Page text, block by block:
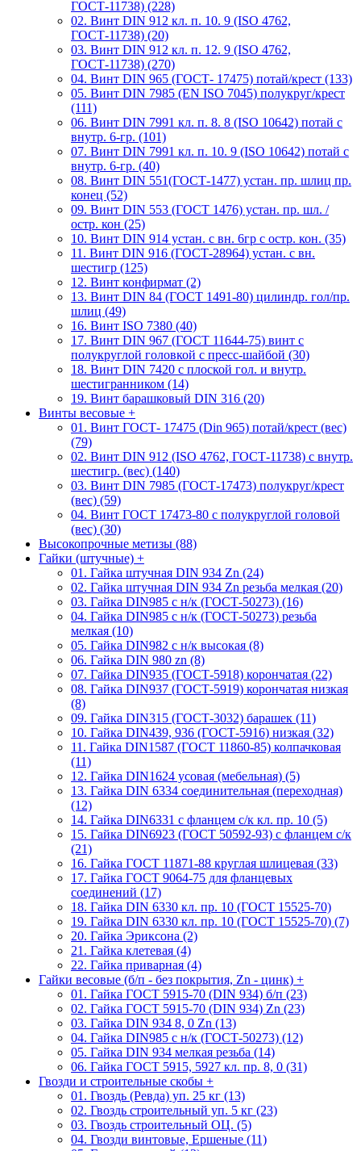
ГОСТ-11738) (228)
02. Винт DIN 912 кл. п. 10. 9 (ISO 4762,
ГОСТ-11738) (20)
03. Винт DIN 912 кл. п. 12. 9 (ISO 4762,
ГОСТ-11738) (270)
04. Винт DIN 965 (ГОСТ- 17475) потай/крест (133)
05. Винт DIN 7985 (EN ISO 7045) полукруг/крест
(111)
06. Винт DIN 7991 кл. п. 8. 8 (ISO 10642) потай с
внутр. 6-гр. (101)
07. Винт DIN 7991 кл. п. 10. 9 (ISO 10642) потай с
внутр. 6-гр. (40)
08. Винт DIN 551(ГОСТ-1477) устан. пр. шлиц пр.
конец (52)
09. Винт DIN 553 (ГОСТ 1476) устан. пр. шл. /
остр. кон (25)
10. Винт DIN 914 устан. с вн. 6гр с остр. кон. (35)
11. Винт DIN 916 (ГОСТ-28964) устан. с вн.
шестигр (125)
12. Винт конфирмат (2)
13. Винт DIN 84 (ГОСТ 1491-80) цилиндр. гол/пр.
шлиц (49)
16. Винт ISO 7380 (40)
17. Винт DIN 967 (ГОСТ 11644-75) винт с
полукруглой головкой с пресс-шайбой (30)
18. Винт DIN 7420 с плоской гол. и внутр.
шестигранником (14)
19. Винт барашковый DIN 316 (20)
Винты весовые +
01. Винт ГОСТ- 17475 (Din 965) потай/крест (вес)
(79)
02. Винт DIN 912 (ISO 4762, ГОСТ-11738) с внутр.
шестигр. (вес) (140)
03. Винт DIN 7985 (ГОСТ-17473) полукруг/крест
(вес) (59)
04. Винт ГОСТ 17473-80 c полукруглой головой
(вес) (30)
Высокопрочные метизы (88)
Гайки (штучные) +
01. Гайка штучная DIN 934 Zn (24)
02. Гайка штучная DIN 934 Zn резьба мелкая (20)
03. Гайка DIN985 с н/к (ГОСТ-50273) (16)
04. Гайка DIN985 с н/к (ГОСТ-50273) резьба
мелкая (10)
05. Гайка DIN982 с н/к высокая (8)
06. Гайка DIN 980 zn (8)
07. Гайка DIN935 (ГОСТ-5918) корончатая (22)
08. Гайка DIN937 (ГОСТ-5919) корончатая низкая
(8)
09. Гайка DIN315 (ГОСТ-3032) барашек (11)
10. Гайка DIN439, 936 (ГОСТ-5916) низкая (32)
11. Гайка DIN1587 (ГОСТ 11860-85) колпачковая
(11)
12. Гайка DIN1624 усовая (мебельная) (5)
13. Гайка DIN 6334 соединительная (переходная)
(12)
14. Гайка DIN6331 с фланцем с/к кл. пр. 10 (5)
15. Гайка DIN6923 (ГОСТ 50592-93) с фланцем с/к
(21)
16. Гайка ГОСТ 11871-88 круглая шлицевая (33)
17. Гайка ГОСТ 9064-75 для фланцевых
соединений (17)
18. Гайка DIN 6330 кл. пр. 10 (ГОСТ 15525-70)
19. Гайка DIN 6330 кл. пр. 10 (ГОСТ 15525-70) (7)
20. Гайка Эриксона (2)
21. Гайка клетевая (4)
22. Гайка приварная (4)
Гайки весовые (б/п - без покрытия, Zn - цинк) +
01. Гайка ГОСТ 5915-70 (DIN 934) б/п (23)
02. Гайка ГОСТ 5915-70 (DIN 934) Zn (23)
03. Гайка DIN 934 8, 0 Zn (13)
04. Гайка DIN985 с н/к (ГОСТ-50273) (12)
05. Гайка DIN 934 мелкая резьба (14)
06. Гайка ГОСТ 5915, 5927 кл. пр. 8, 0 (31)
Гвозди и строительные скобы +
01. Гвоздь (Ревда) уп. 25 кг (13)
02. Гвоздь строительный уп. 5 кг (23)
03. Гвоздь строительный ОЦ. (5)
04. Гвозди винтовые, Ершеные (11)